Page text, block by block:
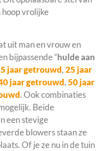
hoop vrolijke
uit man en vrouw en
bijpassende “hulde aan
jaar getrouwd,25 jaar
jaar getrouwd,50 jaar
. Ook combinaties
Beide
een stevige
blowers staan ze
Of je ze nu in de tuin